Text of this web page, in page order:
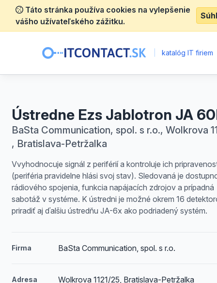
Táto stránka používa cookies na vylepšenie
vášho užívateľského zážitku.
katalóg IT firiem
Ústredne Ezs Jablotron JA
BaSta Communication, spol. s r.o., Wolkrova
, Bratislava-Petržalka
Vvyhodnocuje signál z periférií a kontroluje ich
(periféria pravidelne hlási svoj stav). Sledovaná je
rádiového spojenia, funkcia napájacích zdrojov a prípadná
sabotáž v systéme. K ústredni je možné okrem 16
priradiť aj ďalšiu ústredňu JA-6x ako podriadený systém.
Firma BaSta Communication, spol. s r.o.
Adresa Wolkrova 1121/25, Bratislava-Petržalka